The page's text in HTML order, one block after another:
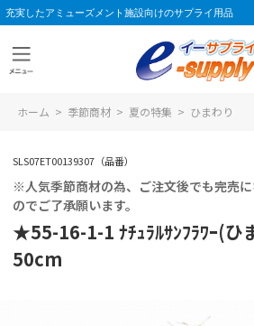
充実したアミューズメント施設向けのサプライ用品
ホーム > 季節商材 > 夏の特集 > ひまわり
SLS07ET00139307（品番）
※人気季節商材の為、ご注文後でも完売
のでご了承願います。
★55-16-1-1 ﾅﾁｭﾗﾙｻﾝﾌﾗﾜｰ(ひ
50cm